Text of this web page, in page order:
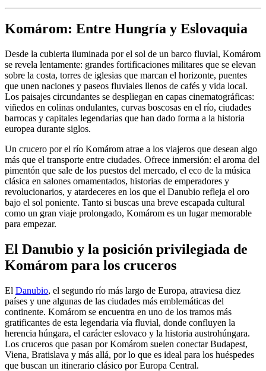
Komárom: Entre Hungría y Eslovaquia
Desde la cubierta iluminada por el sol de un barco fluvial, Komárom
se revela lentamente: grandes fortificaciones militares que se elevan
sobre la costa, torres de iglesias que marcan el horizonte, puentes
que unen naciones y paseos fluviales llenos de cafés y vida local.
Los paisajes circundantes se despliegan en capas cinematográficas:
viñedos en colinas ondulantes, curvas boscosas en el río, ciudades
barrocas y capitales legendarias que han dado forma a la historia
europea durante siglos.
Un crucero por el río Komárom atrae a los viajeros que desean algo
más que el transporte entre ciudades. Ofrece inmersión: el aroma del
pimentón que sale de los puestos del mercado, el eco de la música
clásica en salones ornamentados, historias de emperadores y
revolucionarios, y atardeceres en los que el Danubio refleja el oro
bajo el sol poniente. Tanto si buscas una breve escapada cultural
como un gran viaje prolongado, Komárom es un lugar memorable
para empezar.
El Danubio y la posición privilegiada de
Komárom para los cruceros
El Danubio, el segundo río más largo de Europa, atraviesa diez
países y une algunas de las ciudades más emblemáticas del
continente. Komárom se encuentra en uno de los tramos más
gratificantes de esta legendaria vía fluvial, donde confluyen la
herencia húngara, el carácter eslovaco y la historia austrohúngara.
Los cruceros que pasan por Komárom suelen conectar Budapest,
Viena, Bratislava y más allá, por lo que es ideal para los huéspedes
que buscan un itinerario clásico por Europa Central.